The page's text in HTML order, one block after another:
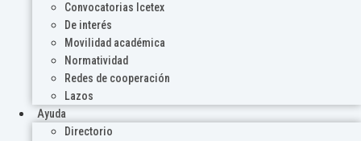
Convocatorias Icetex
De interés
Movilidad académica
Normatividad
Redes de cooperación
Lazos
Ayuda
Directorio